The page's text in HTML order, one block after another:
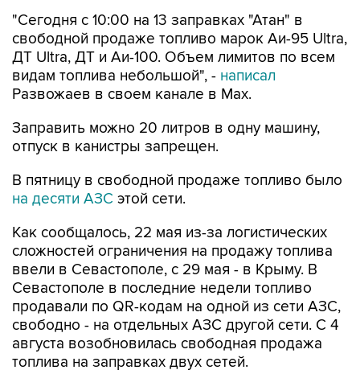
"Сегодня с 10:00 на 13 заправках "Атан" в
свободной продаже топливо марок Аи-95 Ultra,
ДТ Ultra, ДТ и Аи-100. Объем лимитов по всем
видам топлива небольшой", - написал
Развожаев в своем канале в Max.
Заправить можно 20 литров в одну машину,
отпуск в канистры запрещен.
В пятницу в свободной продаже топливо было
на десяти АЗС этой сети.
Как сообщалось, 22 мая из-за логистических
сложностей ограничения на продажу топлива
ввели в Севастополе, с 29 мая - в Крыму. В
Севастополе в последние недели топливо
продавали по QR-кодам на одной из сети АЗС,
свободно - на отдельных АЗС другой сети. С 4
августа возобновилась свободная продажа
топлива на заправках двух сетей.